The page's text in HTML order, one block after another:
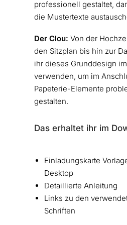
professionell gestaltet,
die Mustertexte
Der Clou: Von der
den Sitzplan bis hin zur
ihr dieses Grunddesign
verwenden, um im
Papeterie-Elemente
gestalten.
Das erhaltet ihr im
Einladungskarte
Desktop
Detaillierte Anleitung
Links zu den
Schriften